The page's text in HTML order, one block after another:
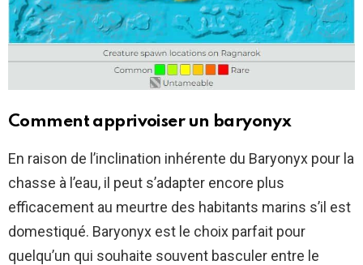
Comment apprivoiser un baryonyx
En raison de l’inclination inhérente du Baryonyx pour la
chasse à l’eau, il peut s’adapter encore plus
efficacement au meurtre des habitants marins s’il est
domestiqué. Baryonyx est le choix parfait pour
quelqu’un qui souhaite souvent basculer entre le